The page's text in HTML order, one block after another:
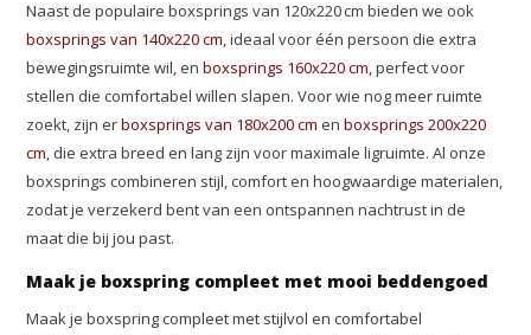
Naast de populaire boxsprings van 120x220 cm bieden we ook
boxsprings van 140x220 cm, ideaal voor één persoon die extra
bewegingsruimte wil, enboxsprings 160x220 cm, perfect voor
stellen die comfortabel willen slapen. Voor wie nog meer ruimte
zoekt, zijn erboxsprings van 180x200 cm enboxsprings 200x220
cm, die extra breed en lang zijn voor maximale ligruimte. Al onze
boxsprings combineren stijl, comfort en hoogwaardige materialen,
zodat je verzekerd bent van een ontspannen nachtrust in de
maat die bij jou past.
Maak je boxspring compleet met mooi beddengoed
Maak je boxspring compleet met stijlvol en comfortabel